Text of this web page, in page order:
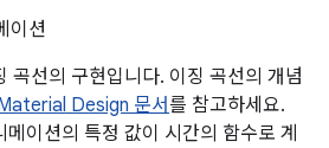
이션
곡선의 구현입니다. 이징 곡선의 개념
Design 문서를 참고하세요.
메이션의 특정 값이 시간의 함수로 계